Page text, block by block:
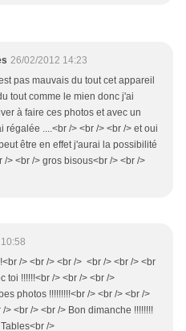
26/02/2012 14:23
pas mauvais du tout cet appareil
tout comme le mien donc j'ai
à faire ces photos et avec un
régalée ....<br /> <br /> <br /> et oui
être en effet j'aurai la possibilité
/> <br /> gros bisous<br /> <br />
/> <br /> <br /> <br /> <br /> <br
toi !!!!!!<br /> <br /> <br />
photos !!!!!!!!!<br /> <br /> <br />
> <br /> <br /> Bon dimanche !!!!!!!!
/>